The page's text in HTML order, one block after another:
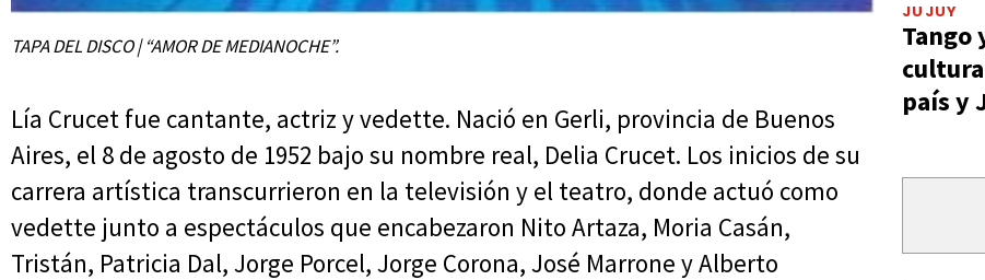
TAPA DEL DISCO | “AMOR DE MEDIANOCHE”.
Lía Crucet fue cantante, actriz y vedette. Nació en Gerli, provincia de Buenos
Aires, el 8 de agosto de 1952 bajo su nombre real, Delia Crucet. Los inicios de su
carrera artística transcurrieron en la televisión y el teatro, donde actuó como
vedette junto a espectáculos que encabezaron Nito Artaza, Moria Casán,
Tristán, Patricia Dal, Jorge Porcel, Jorge Corona, José Marrone y Alberto
JUJUY
Tango
país y